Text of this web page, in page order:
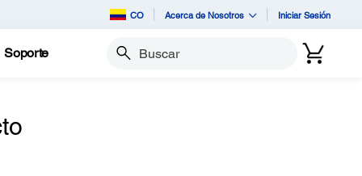
CO Acerca de Nosotros Iniciar Sesión
Soporte Buscar